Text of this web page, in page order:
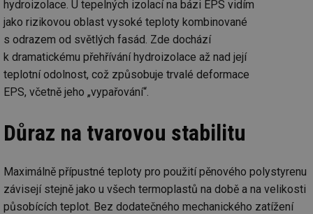
hydroizolace. U tepelných izolací na bázi EPS vidím
jako rizikovou oblast vysoké teploty kombinované
s odrazem od světlých fasád. Zde dochází
k dramatickému přehřívání hydroizolace až nad její
teplotní odolnost, což způsobuje trvalé deformace
EPS, včetně jeho „vypařování“.
Důraz na tvarovou stabilitu
Maximálně přípustné teploty pro použití pěnového polystyrenu
závisejí stejně jako u všech termoplastů na době a na velikosti
působících teplot. Bez dodatečného mechanického zatížení